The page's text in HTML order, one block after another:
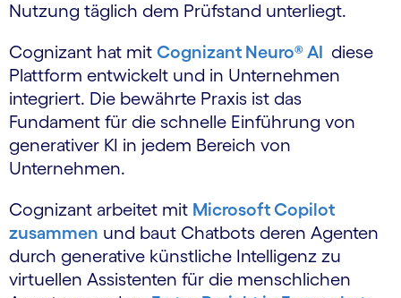
Nutzung täglich dem Prüfstand unterliegt.
Cognizant hat mit Cognizant Neuro® AI diese
Plattform entwickelt und in Unternehmen
integriert. Die bewährte Praxis ist das
Fundament für die schnelle Einführung von
generativer KI in jedem Bereich von
Unternehmen.
Cognizant arbeitet mit Microsoft Copilot
zusammen und baut Chatbots deren Agenten
durch generative künstliche Intelligenz zu
virtuellen Assistenten für die menschlichen